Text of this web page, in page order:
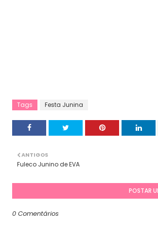
Tags Festa Junina
ANTIGOS
Fuleco Junino de EVA
POSTAR
0 Comentários